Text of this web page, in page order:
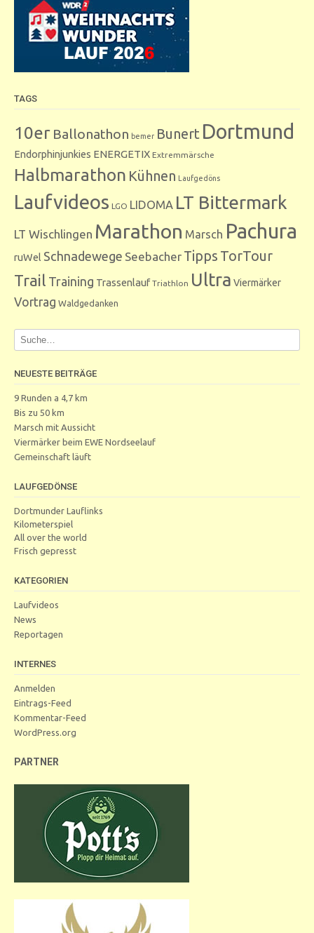
TAGS
10er Ballonathon bemer Bunert Dortmund
Endorphinjunkies ENERGETIX Extremmärsche
Halbmarathon Kühnen Laufgedöns
Laufvideos LGO LIDOMA LT Bittermark
LT Wischlingen Marathon Marsch Pachura
ruWel Schnadewege Seebacher Tipps TorTour
Trail Training Trassenlauf Triathlon Ultra Viermärker
Vortrag Waldgedanken
NEUESTE BEITRÄGE
9 Runden a 4,7 km
Bis zu 50 km
Marsch mit Aussicht
Viermärker beim EWE Nordseelauf
Gemeinschaft läuft
LAUFGEDÖNSE
Dortmunder Lauflinks
Kilometerspiel
All over the world
Frisch gepresst
KATEGORIEN
Laufvideos
News
Reportagen
INTERNES
Anmelden
Eintrags-Feed
Kommentar-Feed
WordPress.org
PARTNER